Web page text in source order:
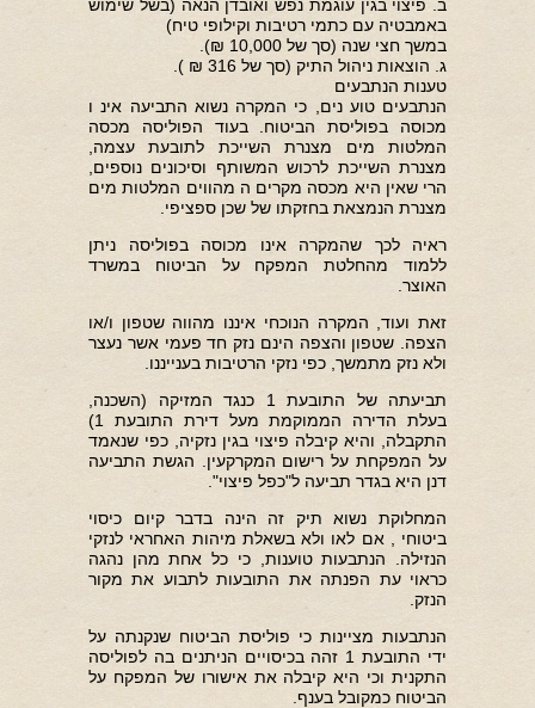
ב. פיצוי בגין עוגמת נפש ואובדן הנאה (בשל שימוש
באמבטיה עם כתמי רטיבות וקילופי טיח)
במשך חצי שנה (סך של 10,000 ₪).
ג. הוצאות ניהול התיק (סך של 316 ₪ ).
טענות הנתבעים
הנתבעים טוע נים, כי המקרה נשוא התביעה אינ ו
מכוסה בפוליסת הביטוח. בעוד הפוליסה מכסה
המלטות מים מצנרת השייכת לתובעת עצמה,
מצנרת השייכת לרכוש המשותף וסיכונים נוספים,
הרי שאין היא מכסה מקרים ה מהווים המלטות מים
מצנרת הנמצאת בחזקתו של שכן ספציפי.
ראיה לכך שהמקרה אינו מכוסה בפוליסה ניתן
ללמוד מהחלטת המפקח על הביטוח במשרד
האוצר.
זאת ועוד, המקרה הנוכחי איננו מהווה שטפון ו/או
הצפה. שטפון והצפה הינם נזק חד פעמי אשר נעצר
ולא נזק מתמשך, כפי נזקי הרטיבות בענייננו.
תביעתה של התובעת 1 כנגד המזיקה (השכנה,
בעלת הדירה הממוקמת מעל דירת התובעת 1)
התקבלה, והיא קיבלה פיצוי בגין נזקיה, כפי שנאמד
על המפקחת על רישום המקרקעין. הגשת התביעה
דנן היא בגדר תביעה ל"כפל פיצוי".
המחלוקת נשוא תיק זה הינה בדבר קיום כיסוי
ביטוחי , אם לאו ולא בשאלת מיהות האחראי לנזקי
הנזילה. הנתבעות טוענות, כי כל אחת מהן נהגה
כראוי עת הפנתה את התובעות לתבוע את מקור
הנזק.
הנתבעות מציינות כי פוליסת הביטוח שנקנתה על
ידי התובעת 1 זהה בכיסויים הניתנים בה לפוליסה
התקנית וכי היא קיבלה את אישורו של המפקח על
הביטוח כמקובל בענף.